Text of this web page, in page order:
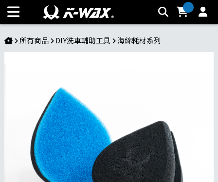
【玻璃海綿 - 手握式】水滴型設計｜零死角去除玻璃油膜｜強韌
厚實不變形 | K-WAX台灣汽車美容材料
所有商品 DIY洗車輔助工具 海綿耗材系列